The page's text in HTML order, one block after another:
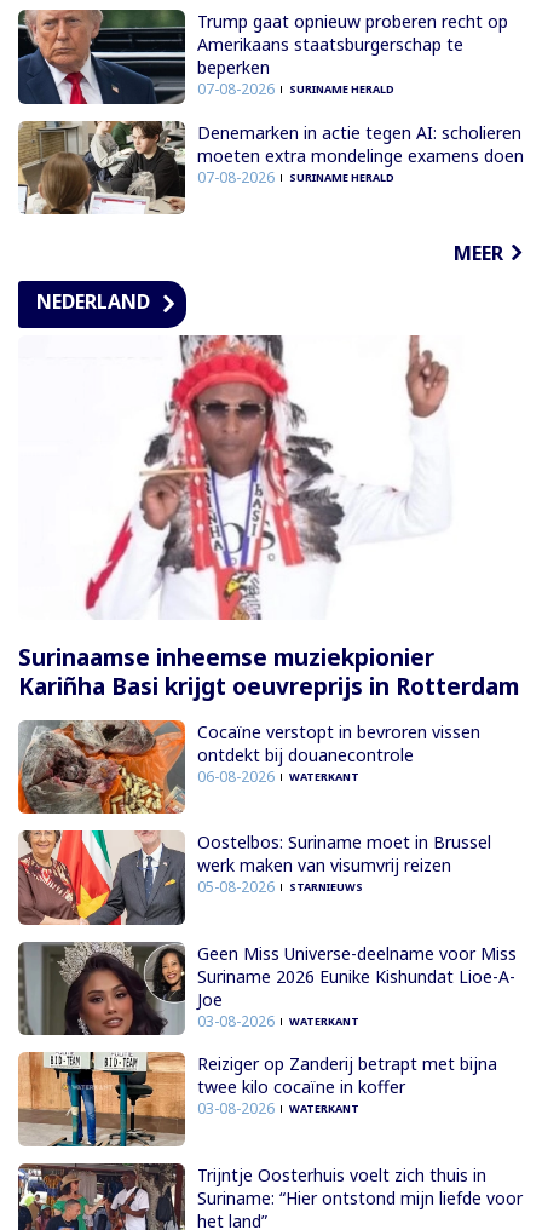
Trump gaat opnieuw proberen recht op
Amerikaans staatsburgerschap te
beperken
07-08-2026 SURINAME HERALD
Denemarken in actie tegen AI: scholieren
moeten extra mondelinge examens doen
07-08-2026 SURINAME HERALD
MEER
NEDERLAND
Surinaamse inheemse muziekpionier
Kariñha Basi krijgt oeuvreprijs in Rotterdam
Cocaïne verstopt in bevroren vissen
ontdekt bij douanecontrole
06-08-2026 WATERKANT
Oostelbos: Suriname moet in Brussel
werk maken van visumvrij reizen
05-08-2026 STARNIEUWS
Geen Miss Universe-deelname voor Miss
Suriname 2026 Eunike Kishundat Lioe-A-
Joe
03-08-2026 WATERKANT
Reiziger op Zanderij betrapt met bijna
twee kilo cocaïne in koffer
03-08-2026 WATERKANT
Trijntje Oosterhuis voelt zich thuis in
Suriname: “Hier ontstond mijn liefde voor
het land”